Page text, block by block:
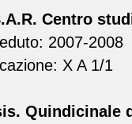
Centro
2007-2008
X A 1/1
Quindicinale